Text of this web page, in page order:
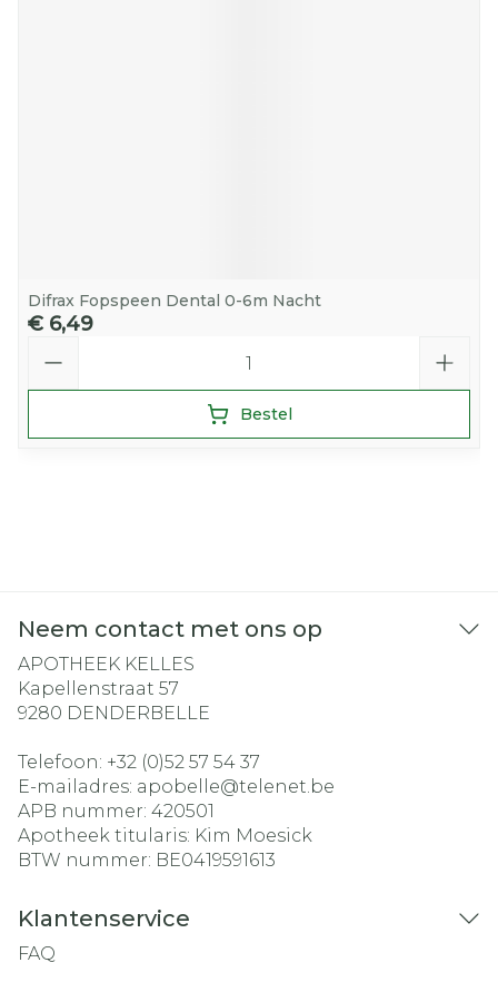
Difrax Fopspeen Dental 0-6m Nacht
€ 6,49
Bestel
Neem contact met ons op
APOTHEEK KELLES
Kapellenstraat 57
9280 DENDERBELLE
Telefoon: +32 (0)52 57 54 37
E-mailadres: apobelle@telenet.be
APB nummer: 420501
Apotheek titularis: Kim Moesick
BTW nummer: BE0419591613
Klantenservice
FAQ